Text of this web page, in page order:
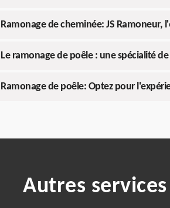
Ramonage de cheminée: JS Ramoneur,
Le ramonage de poêle : une spécialité
Ramonage de poêle: Optez pour
Autres services